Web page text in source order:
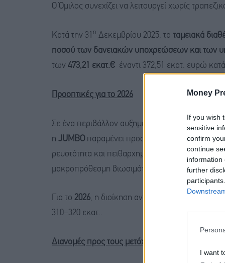
Money
If you wish
sensitive
confirm
continue
information
further
I want
Ο Όμιλος συνεχίζει να λειτουργεί χωρίς
Κατά την 31 η Δεκεμβρίου 2025, τα ταμειακά
ποσού των δανειακών υποχρεώσεων και των
των 473,21 εκατ.€ έναντι 372,51 εκατ. ευρώ
Προοπτικές για το 2026
Σε ένα περιβάλλον αυξημένων γεωπολιτικών
η JUMBO παραμένει προσηλωμένη στη
ρευστότητα και πειθαρχημένη ανάπτυξη,
μακροπρόθεσμη βιωσιμότητά της.
Για το 2026, η διοίκηση αναμένει αύξηση των
310–320 εκατ..
Διανομές προς τους μετόχους